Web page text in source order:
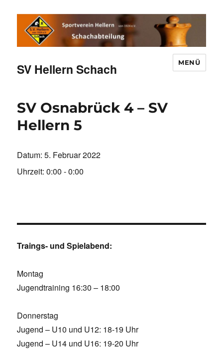
SV Hellern Schach MENÜ
SV Osnabrück 4 – SV
Hellern 5
Datum:5. Februar 2022
Uhrzeit:0:00 - 0:00
Traings- und Spielabend:
Montag
Jugendtraining 16:30 – 18:00
Donnerstag
Jugend – U10 und U12: 18-19 Uhr
Jugend – U14 und U16: 19-20 Uhr